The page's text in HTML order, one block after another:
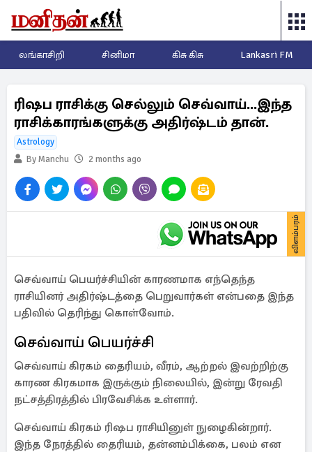
லங்காசிறி சினிமா கிசு கிசு Lankasri FM
ரிஷப ராசிக்கு செல்லும் செவ்வாய்...இந்த
ராசிக்காரங்களுக்கு அதிர்ஷ்டம் தான்.
Astrology
By Manchu
2 months ago
விளம்பரம்
செவ்வாய் பெயர்ச்சியின் காரணமாக எந்தெந்த
ராசியினர் அதிர்ஷ்டத்தை பெறுவார்கள் என்பதை இந்த
பதிவில் தெரிந்து கொள்வோம்.
செவ்வாய் பெயர்ச்சி
செவ்வாய் கிரகம் தைரியம், வீரம், ஆற்றல் இவற்றிற்கு
காரண கிரகமாக இருக்கும் நிலையில், இன்று ரேவதி
நட்சத்திரத்தில் பிரவேசிக்க உள்ளார்.
செவ்வாய் கிரகம் ரிஷப ராசியினுள் நுழைகின்றார்.
இந்த நேரத்தில் தைரியம், தன்னம்பிக்கை, பலம் என